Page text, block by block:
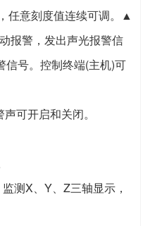
任意刻度值连续可调。▲
报警，发出声光报警信
信号。控制终端(主机)可
可开启和关闭。
测X、Y、Z三轴显示，